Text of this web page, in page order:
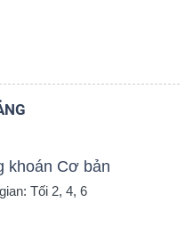
khoán Cơ bản
Tối 2, 4, 6